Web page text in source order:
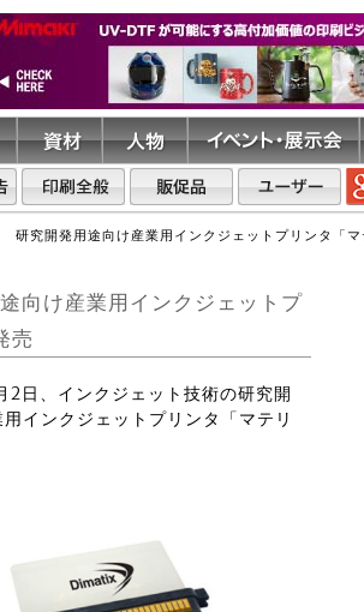
研究開発用途向け産業用インクジェットプリンタ「
向け産業用インクジェットプ
売
2日、インクジェット技術の研究開
インクジェットプリンタ「マテリ